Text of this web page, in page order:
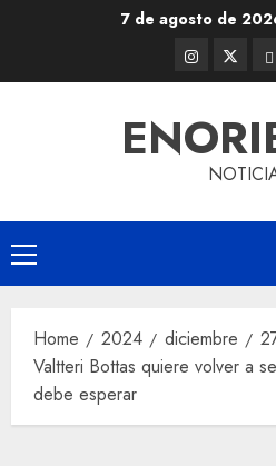
7 de agosto de
Instagram
Twitter
(X)
Primary
Menu
Home 2024 diciembre
Valtteri Bottas quiere volver a
debe esperar